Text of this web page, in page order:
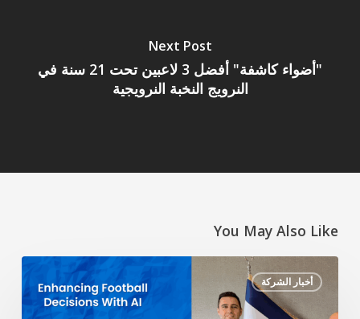
Next Post
"أضواء كاشفة" أفضل 3 لاعبين تحت 21 سنة في
النرويج النخبة النرويجية
You May Also Like
أخبار الشركة
تعزيز
قرارات